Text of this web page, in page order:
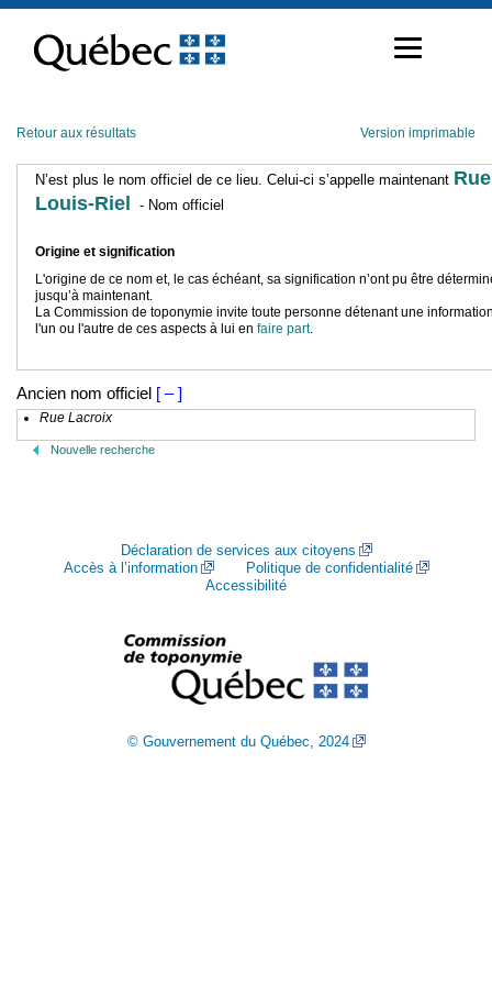
contenu
Retour aux résultats Version imprimable
N’est plus le nom officiel de ce lieu. Celui-ci s’appelle maintenant Rue
Louis-Riel
- Nom officiel
Origine et signification
L'origine de ce nom et, le cas échéant, sa signification n’ont pu être
jusqu’à maintenant.
La Commission de toponymie invite toute personne détenant une
l'un ou l'autre de ces aspects à lui en faire part.
Ancien nom officiel [ – ]
Rue Lacroix
Nouvelle recherche
Déclaration de services aux citoyens
Accès à l’information
Politique de confidentialité
Accessibilité
© Gouvernement du Québec, 2024